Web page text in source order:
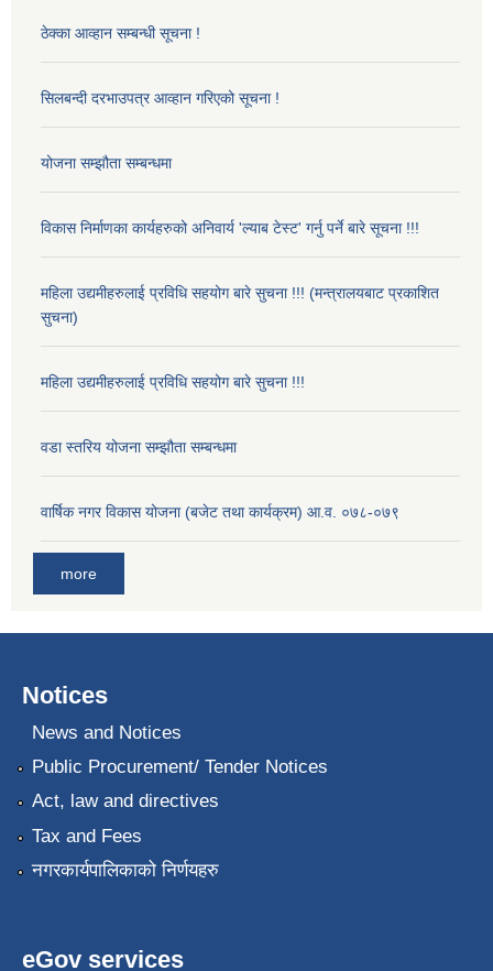
ठेक्का आव्हान सम्बन्धी सूचना !
सिलबन्दी दरभाउपत्र आव्हान गरिएको सूचना !
योजना सम्झौता सम्बन्धमा
विकास निर्माणका कार्यहरुको अनिवार्य 'ल्याब टेस्ट' गर्नु पर्ने बारे सूचना !!!
महिला उद्यमीहरुलाई प्रविधि सहयोग बारे सुचना !!! (मन्त्रालयबाट प्रकाशित
सुचना)
महिला उद्यमीहरुलाई प्रविधि सहयोग बारे सुचना !!!
वडा स्तरिय योजना सम्झौता सम्बन्धमा
वार्षिक नगर विकास योजना (बजेट तथा कार्यक्रम) आ.व. ०७८-०७९
more
Notices
News and Notices
Public Procurement/ Tender Notices
Act, law and directives
Tax and Fees
नगरकार्यपालिकाको निर्णयहरु
eGov services